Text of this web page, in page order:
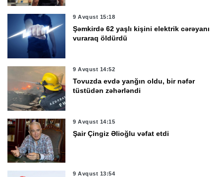
9 Avqust 15:18
Şəmkirdə 62 yaşlı kişini elektrik cərəyanı
vuraraq öldürdü
9 Avqust 14:52
Tovuzda evdə yanğın oldu, bir nəfər
tüstüdən zəhərləndi
9 Avqust 14:15
Şair Çingiz Əlioğlu vəfat etdi
9 Avqust 13:54